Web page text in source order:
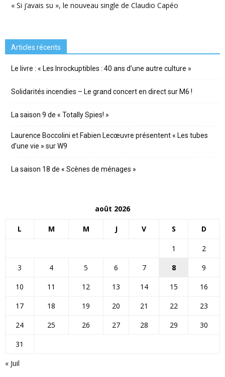
« Si j’avais su », le nouveau single de Claudio Capéo
Articles récents
Le livre : « Les Inrockuptibles : 40 ans d’une autre culture »
Solidarités incendies – Le grand concert en direct sur M6 !
La saison 9 de « Totally Spies! »
Laurence Boccolini et Fabien Lecœuvre présentent « Les tubes
d’une vie » sur W9
La saison 18 de « Scènes de ménages »
août 2026
L M M J V S D
« Juil
1
2
3
4 5 6 7 8
9
10
11 12 13 14 15
16
17
18 19 20 21 22
23
24
25 26 27 28 29
30
31